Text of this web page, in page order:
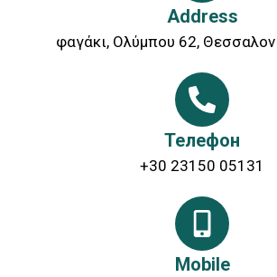
Address
φαγάκι, Ολύμπου 62,
Телефон
+30 23150 05131
Mobile